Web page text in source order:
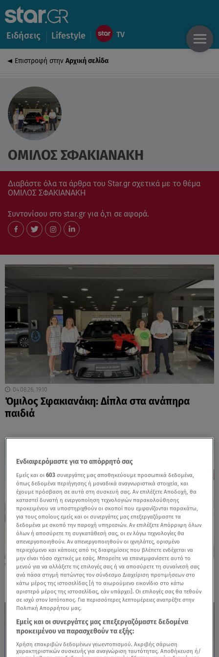
Ειδήσεις Lifestyle
Επιστροφή στην Αρχική σελίδα
ΟΜΙΛΟΣ ΣΦΑΚΙΑΝΑΚΗ
Διαβάστε όλα τα άρθρα του Star.gr σχετικά με το θέμα
ΟΜΙΛΟΣ ΣΦΑΚΙΑΝΑΚΗ
Συντονίσου στο star.gr για ό,τι σε αφορά.
04.08.26, 19:10
Όμιλος Σφακιανάκη: Δίπλα στα ανάπηρα
παιδιά
21.10.25, 10:29
Nissan: Τώρα και στην Αγία Παρασκευή
Ενδιαφερόμαστε για το απόρρητό σας
Εμείς και οι603 συνεργάτες μας αποθηκεύουμε προσωπικά δεδομένα,
όπως δεδομένα περιήγησης ή μοναδικά αναγνωριστικά στοιχεία, και
έχουμε πρόσβαση σε αυτά στη συσκευή σας. Αν επιλέξετε Αποδοχή, θα
καταστεί δυνατή η ενεργοποίηση τεχνολογιών παρακολούθησης
προκειμένου να υποστηριχθούν οι σκοποί που εμφανίζονται παρακάτω,
για τους οποίους εμείς και οι συνεργάτες μας επεξεργαζόμαστε τα
δεδομένα με σκοπό την παροχή υπηρεσιών. Αν επιλέξετε Απόρριψη όλων
όλων ή αποσύρετε τη συγκατάθεσή σας, οι εν λόγω τεχνολογίες θα
απενεργοποιηθούν. Αν απενεργοποιηθούν οι ιχνηλάτες, ορισμένο
περιεχόμενο και κάποιες από τις διαφημίσεις που βλέπετε ενδέχεται να
μην είναι τόσο σχετικές με εσάς. Μπορείτε να επανεμφανίσετε αυτό το
μενού για να αλλάξετε τις επιλογές σας ή να αποσύρετε τη συναίνεσή σας
ανά πάσα στιγμή πατώντας τον σύνδεσμο Διαχείριση προτιμήσεων στο
κάτω μέρος της ιστοσελίδας [ή το αιωρούμενο εικονίδιο στο κάτω
αριστερό μέρος της ιστοσελίδας, εάν υπάρχει]. Οι επιλογές σας θα τεθούν
σε ισχύ στον Ιστότοπος. Για περισσότερες λεπτομέρειες ανατρέξτε στην
Πολιτική Απορρήτου μας.
Εμείς και οι συνεργάτες μας επεξεργαζόμαστε δεδομένα
προκειμένου να παρασχεθούν τα εξής:
Χρήση επακριβών δεδομένων γεωεντοπισμού. Ακριβής σάρωση
χαρακτηριστικών συσκευής για αναγνώριση ταυτότητας. Αποθήκευση ή/